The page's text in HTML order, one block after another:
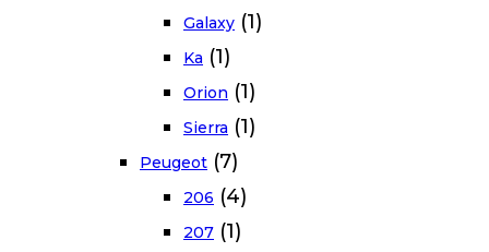
Galaxy (1)
Ka (1)
Orion (1)
Sierra (1)
Peugeot (7)
206 (4)
207 (1)